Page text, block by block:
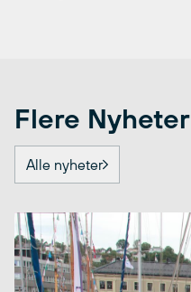
Flere Nyheter
Alle nyheter